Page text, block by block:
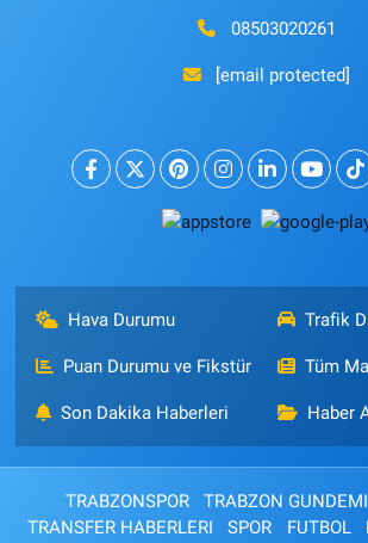
08503020261
[email protected]
Hava Durumu Trafik
Puan Durumu ve Fikstür Tüm
Son Dakika Haberleri Haber
TRABZONSPOR TRABZON GUNDEMI
TRANSFER HABERLERI
SPOR FUTBOL